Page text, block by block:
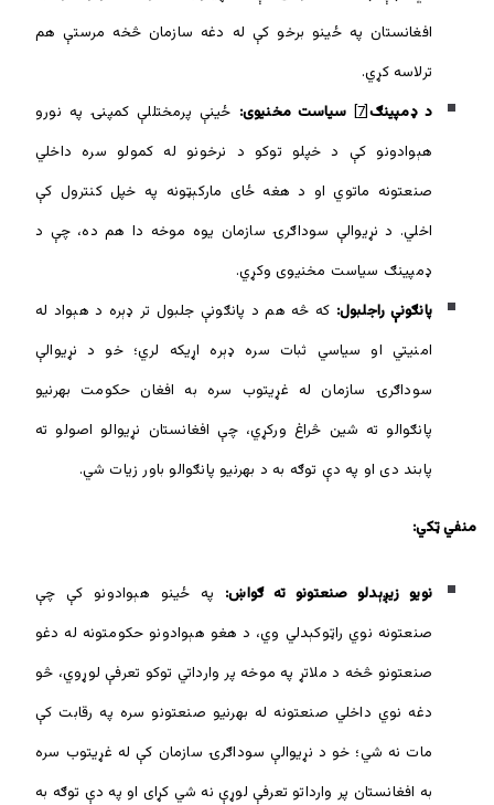
افغانستان په ځینو برخو کې له دغه سازمان څخه مرستې هم
ترلاسه کړي.
د ډمپینګ[7] سیاست مخنیوی: ځينې پرمختللې کمپنۍ په نورو
هېوادونو کې د خپلو توکو د نرخونو له کمولو سره داخلي
صنعتونه ماتوي او د هغه ځای مارکېټونه په خپل کنترول کې
اخلي. د نړیوالې سوداګرۍ سازمان یوه موخه دا هم ده، چې د
ډمپینګ سیاست مخنیوی وکړي.
پانګونې راجلبول: که څه هم د پانګونې جلبول تر ډېره د هېواد له
امنیتي او سیاسي ثبات سره ډېره اړیکه لري؛ خو د نړیوالې
سوداګرۍ سازمان له غړیتوب سره به افغان حکومت بهرنیو
پانګوالو ته شين څراغ ورکړي، چې افغانستان نړیوالو اصولو ته
پابند دی او په دې توګه به د بهرنيو پانګوالو باور زیات شي.
منفي ټکي:
نويو زیږېدلو صنعتونو ته ګواښ: په ځینو هېوادونو کې چې
صنعتونه نوي راټوکېدلي وي، د هغو هېوادونو حکومتونه له دغو
صنعتونو څخه د ملاتړ په موخه پر وارداتي توکو تعرفې لوړوي، څو
دغه نوي داخلي صنعتونه له بهرنیو صنعتونو سره په رقابت کې
مات نه شي؛ خو د نړیوالې سوداګرۍ سازمان کې له غړیتوب سره
به افغانستان پر وارداتو تعرفې لوړې نه شي کړای او په دې توګه به